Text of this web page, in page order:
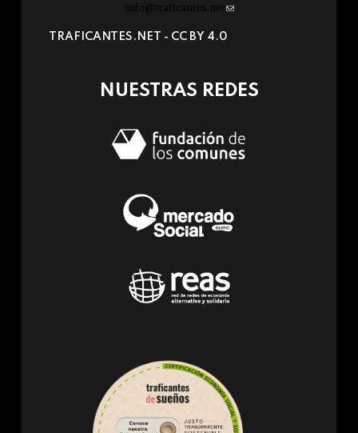
info@traficantes.net (link
e-
TRAFICANTES.NET - CC BY 4.0
NUESTRAS REDES